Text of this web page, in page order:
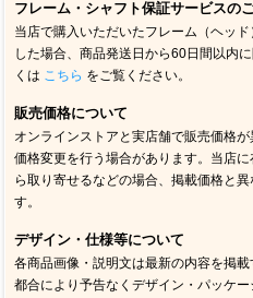
フレーム・シャフト保証サービスの
当店で購入いただいたフレーム（ヘッ
した場合、商品発送日から60日間以内
くは こちら をご覧ください。
販売価格について
オンラインストアと実店舗で販売価格
価格変更を行う場合があります。当店
ら取り寄せるなどの場合、掲載価格と
す。
デザイン・仕様等について
各商品画像・説明文は最新の内容を掲
都合により予告なくデザイン・パッケ